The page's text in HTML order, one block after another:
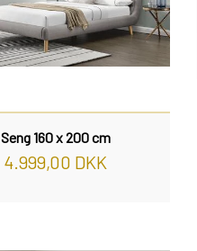
Seng 160 x 200 cm
4.999,00 DKK